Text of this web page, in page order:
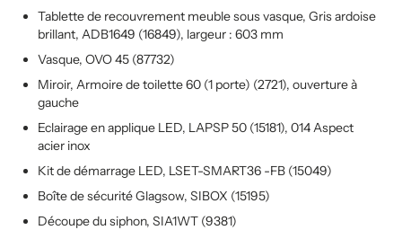
Tablette de recouvrement meuble sous vasque, Gris ardoise
brillant, ADB1649 (16849), largeur : 603 mm
Vasque, OVO 45 (87732)
Miroir, Armoire de toilette 60 (1 porte) (2721), ouverture à
gauche
Eclairage en applique LED, LAPSP 50 (15181), 014 Aspect
acier inox
Kit de démarrage LED, LSET-SMART36 -FB (15049)
Boîte de sécurité Glagsow, SIBOX (15195)
Découpe du siphon, SIA1WT (9381)